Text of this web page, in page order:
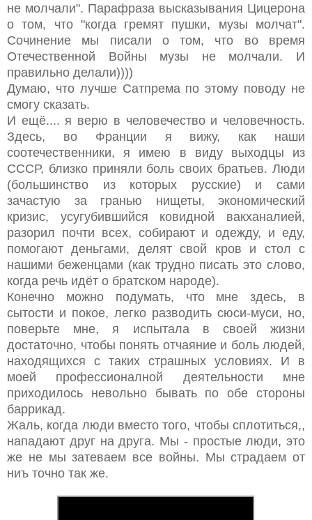
не молчали". Парафраза высказывания Цицерона
о том, что "когда гремят пушки, музы молчат".
Сочинение мы писали о том, что во время
Отечественной Войны музы не молчали. И
правильно делали))))
Думаю, что лучше Сатпрема по этому поводу не
смогу сказать.
И ещё.... я верю в человечество и человечность.
Здесь, во Франции я вижу, как наши
соотечественники, я имею в виду выходцы из
СССР, близко приняли боль своих братьев. Люди
(большинство из которых русские) и сами
зачастую за гранью нищеты, экономический
кризис, усугубившийся ковидной вакханалией,
разорил почти всех, собирают и одежду, и еду,
помогают деньгами, делят свой кров и стол с
нашими беженцами (как трудно писать это слово,
когда речь идёт о братском народе).
Конечно можно подумать, что мне здесь, в
сытости и покое, легко разводить сюси-муси, но,
поверьте мне, я испытала в своей жизни
достаточно, чтобы понять отчаяние и боль людей,
находящихся с таких страшных условиях. И в
моей профессионалной деятельности мне
приходилось невольно бывать по обе стороны
баррикад.
Жаль, когда люди вместо того, чтобы сплотиться,,
нападают друг на друга. Мы - простые люди, это
же не мы затеваем все войны. Мы страдаем от
ниъ точно так же.